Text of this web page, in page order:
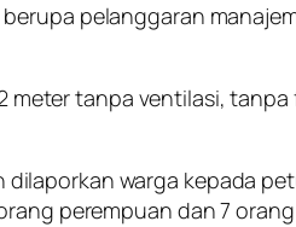
pelanggaran
meter tanpa ventilasi,
warga kepada
perempuan dan 7